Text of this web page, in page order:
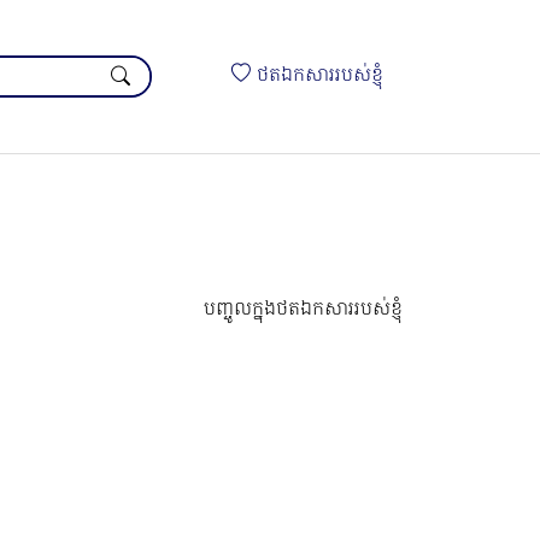
ថតឯកសាររបស់ខ្ញុំ
បញ្ចូលក្នុងថតឯកសាររបស់ខ្ញុំ